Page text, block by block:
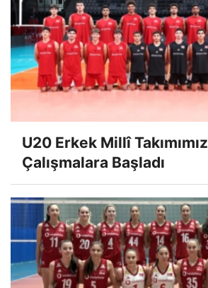
U20 Erkek Millî Takımımız
Çalışmalara Başladı